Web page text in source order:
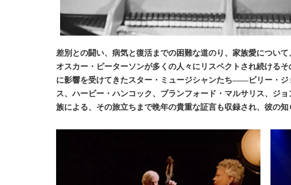
差別との闘い、病気と復活までの困難な道のり、家族愛につい
オスカー・ピーターソンが多くの人々にリスペクトされ続ける
に影響を受けてきたスター・ミュージシャンたち――ビリー・
ス、ハービー・ハンコック、ブランフォード・マルサリス、ジ
族による、その旅立ちまで晩年の貴重な証言も収録され、彼の知